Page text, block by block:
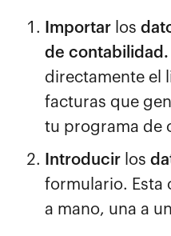
Importar los
de contabilidad.
directamente el
facturas que
tu programa de
Introducir los
formulario. Esta
a mano, una a